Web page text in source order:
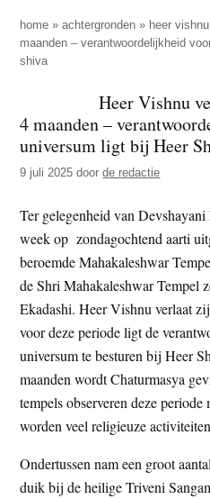
p
d
e
s
i
t
e
i
n
n
d
e
z
home »achtergronden » heer
maanden – verantwoordelijkheid
shiva
Heer Vishnu
4 maanden –
universum ligt bij Heer
9 juli 2025 doorde redactie
Ter gelegenheid van
week op zondagochtend aarti
beroemde Mahakaleshwar
de Shri Mahakaleshwar Tempel
Ekadashi. Heer Vishnu verlaat
voor deze periode ligt de
universum te besturen bij Heer
maanden wordt Chaturmasya
tempels observeren deze
worden veel religieuze
Ondertussen nam een groot
duik bij de heilige Triveni